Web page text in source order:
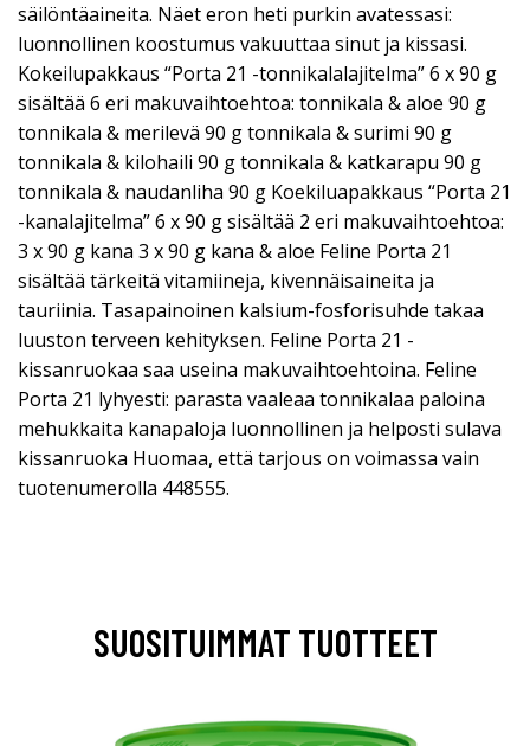
säilöntäaineita. Näet eron heti purkin avatessasi:
luonnollinen koostumus vakuuttaa sinut ja kissasi.
Kokeilupakkaus “Porta 21 -tonnikalalajitelma” 6 x 90 g
sisältää 6 eri makuvaihtoehtoa: tonnikala & aloe 90 g
tonnikala & merilevä 90 g tonnikala & surimi 90 g
tonnikala & kilohaili 90 g tonnikala & katkarapu 90 g
tonnikala & naudanliha 90 g Koekiluapakkaus “Porta 21
-kanalajitelma” 6 x 90 g sisältää 2 eri makuvaihtoehtoa:
3 x 90 g kana 3 x 90 g kana & aloe Feline Porta 21
sisältää tärkeitä vitamiineja, kivennäisaineita ja
tauriinia. Tasapainoinen kalsium-fosforisuhde takaa
luuston terveen kehityksen. Feline Porta 21 -
kissanruokaa saa useina makuvaihtoehtoina. Feline
Porta 21 lyhyesti: parasta vaaleaa tonnikalaa paloina
mehukkaita kanapaloja luonnollinen ja helposti sulava
kissanruoka Huomaa, että tarjous on voimassa vain
tuotenumerolla 448555.
SUOSITUIMMAT TUOTTEET